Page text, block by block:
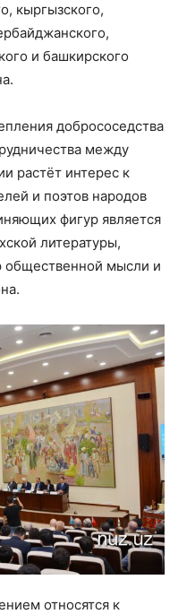
кыргызского,
и башкирского
добрососедства
между
растёт интерес к
и поэтов народов
фигур является
литературы,
общественной мысли и
относятся к